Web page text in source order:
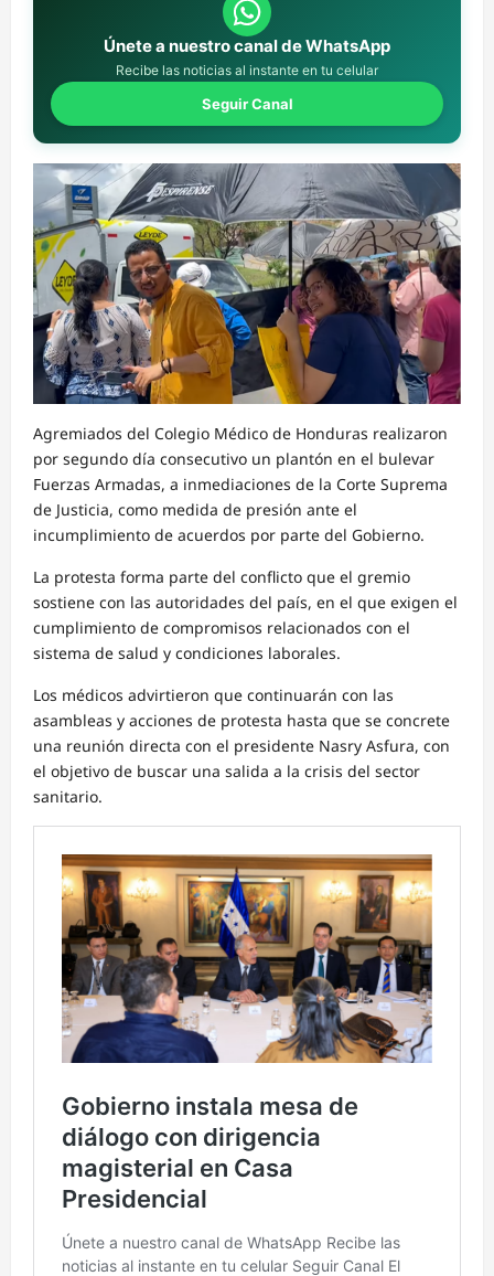
Únete a nuestro canal de WhatsApp
Recibe las noticias al instante en tu celular
Seguir Canal
Agremiados del Colegio Médico de Honduras realizaron
por segundo día consecutivo un plantón en el bulevar
Fuerzas Armadas, a inmediaciones de la Corte Suprema
de Justicia, como medida de presión ante el
incumplimiento de acuerdos por parte del Gobierno.
La protesta forma parte del conflicto que el gremio
sostiene con las autoridades del país, en el que exigen el
cumplimiento de compromisos relacionados con el
sistema de salud y condiciones laborales.
Los médicos advirtieron que continuarán con las
asambleas y acciones de protesta hasta que se concrete
una reunión directa con el presidente Nasry Asfura, con
el objetivo de buscar una salida a la crisis del sector
sanitario.